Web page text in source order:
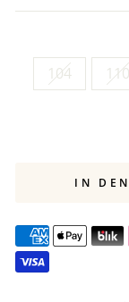
104 110
IN